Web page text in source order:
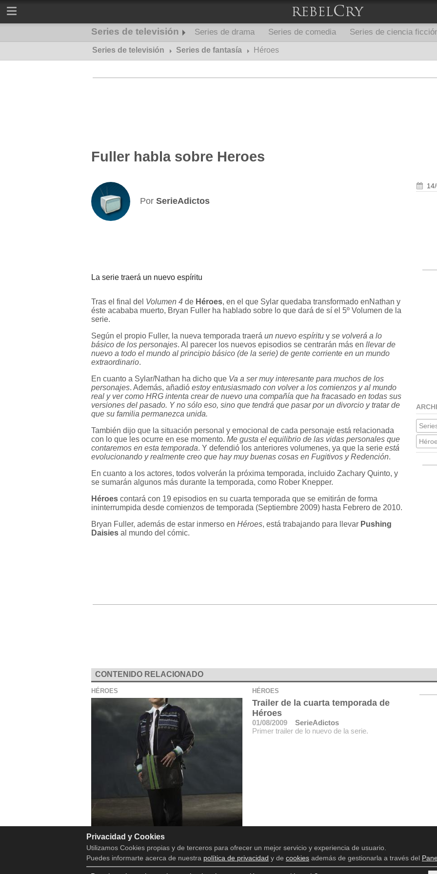
Series de televisión Series de drama Series de comedia
Series de ciencia
Series de misterio
Series de televisión Series de fantasía Héroes
Fuller habla sobre Heroes
Por SerieAdictos
La serie traerá un nuevo espíritu
Tras el final del Volumen 4 de Héroes, en el que Sylar quedaba transformado enNathan y
éste acababa muerto, Bryan Fuller ha hablado sobre lo que dará de sí el 5º Volumen de la
serie.
Según el propio Fuller, la nueva temporada traerá un nuevo espíritu y se volverá a lo
básico de los personajes. Al parecer los nuevos episodios se centrarán más en llevar de
nuevo a todo el mundo al principio básico (de la serie) de gente corriente en un mundo
extraordinario.
En cuanto a Sylar/Nathan ha dicho que Va a ser muy interesante para muchos de los
personajes. Además, añadió estoy entusiasmado con volver a los comienzos y al mundo
real y ver como HRG intenta crear de nuevo una compañía que ha fracasado en todas sus
versiones del pasado. Y no sólo eso, sino que tendrá que pasar por un divorcio y tratar de
que su familia permanezca unida.
También dijo que la situación personal y emocional de cada personaje está relacionada
con lo que les ocurre en ese momento. Me gusta el equilibrio de las vidas personales que
contaremos en esta temporada. Y defendió los anteriores volumenes, ya que la serie está
evolucionando y realmente creo que hay muy buenas cosas en Fugitivos y Redención.
En cuanto a los actores, todos volverán la próxima temporada, incluido Zachary Quinto, y
se sumarán algunos más durante la temporada, como Rober Knepper.
Héroes contará con 19 episodios en su cuarta temporada que se emitirán de forma
ininterrumpida desde comienzos de temporada (Septiembre 2009) hasta Febrero de 2010.
Bryan Fuller, además de estar inmerso en Héroes, está trabajando para llevar Pushing
Daisies al mundo del cómic.
CONTENIDO RELACIONADO
HÉROES HÉROES
Trailer de la cuarta temporada de
Héroes
01/08/2009
SerieAdictos
Primer trailer de lo nuevo de la serie.
Aviso legal
Privacidad y Cookies
Utilizamos Cookies propias y de terceros para ofrecer un mejor servicio y experiencia de usuario.
Puedes informarte acerca de nuestra política de privacidad y de cookiesademás de gestionarla a través del